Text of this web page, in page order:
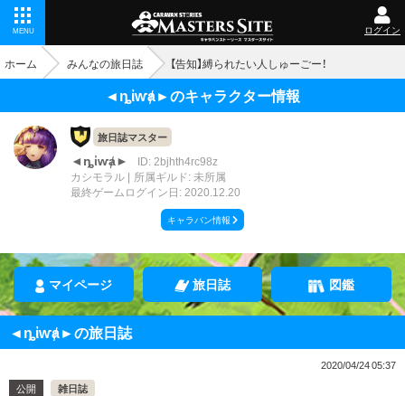
MENU ログイン
ホーム みんなの旅日誌 【告知】縛られたい人しゅーごー！
◄ȵἰⱳⱥ►のキャラクター情報
旅日誌マスター
◄ȵἰⱳⱥ►
ID: 2bjhth4rc98z
カシモラル
所属ギルド: 未所属
最終ゲームログイン日: 2020.12.20
キャラバン情報
マイページ 旅日誌 図鑑
◄ȵἰⱳⱥ►の旅日誌
2020/04/24 05:37
公開
雑日誌